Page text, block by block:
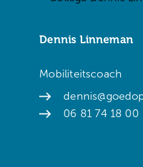
Dennis Linneman
Mobiliteitscoach
06 81 74 18 00